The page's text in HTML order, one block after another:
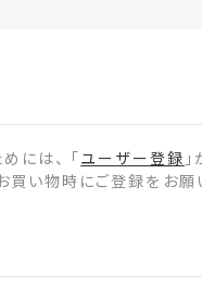
には、 「ユーザー登録
買い物時にご登録をお願